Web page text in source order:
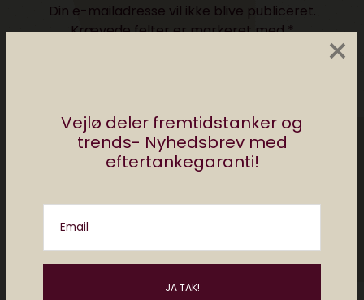
Vejlø deler fremtidstanker og
trends- Nyhedsbrev med
eftertankegaranti!
Email
×
Din e-mailadresse vil ikke blive publiceret.
Krævede felter er markeret med*